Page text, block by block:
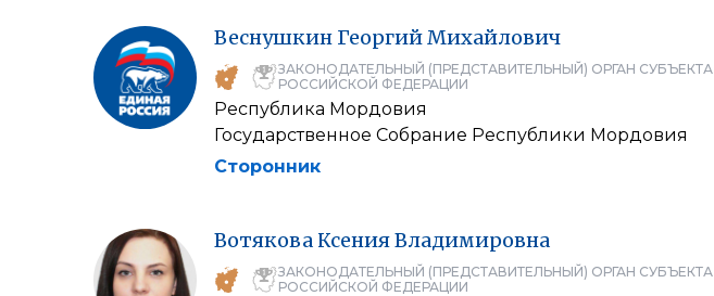
Веснушкин Георгий Михайлович
ЗАКОНОДАТЕЛЬНЫЙ (ПРЕДСТАВИТЕЛЬНЫЙ) ОРГАН СУБЪЕКТА
РОССИЙСКОЙ ФЕДЕРАЦИИ
Республика Мордовия
Государственное Собрание Республики Мордовия
Сторонник
Вотякова КсенияВладимировна
ЗАКОНОДАТЕЛЬНЫЙ (ПРЕДСТАВИТЕЛЬНЫЙ) ОРГАН СУБЪЕКТА
РОССИЙСКОЙ ФЕДЕРАЦИИ